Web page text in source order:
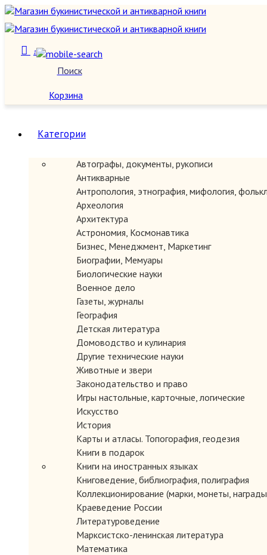
Поиск
1
Корзина
Категории
Автографы, документы, рукописи
Антикварные
Антропология, этнография, мифология,
Археология
Архитектура
Астрономия, Космонавтика
Бизнес, Менеджмент, Маркетинг
Биографии, Мемуары
Биологические науки
Военное дело
Газеты, журналы
География
Детская литература
Домоводство и кулинария
Другие технические науки
Животные и звери
Законодательство и право
Игры настольные, карточные, логические
Искусство
История
Карты и атласы. Топогорафия, геодезия
Книги в подарок
Книги на иностранных языках
Книговедение, библиография, полиграфия
Коллекционирование (марки, монеты,
Краеведение России
Литературоведение
Марксистско-ленинская литература
Математика